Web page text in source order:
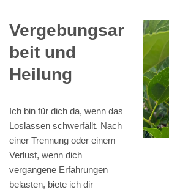
Vergebungsar
beit und
Heilung
Ich bin für dich da, wenn das
Loslassen schwerfällt. Nach
einer Trennung oder einem
Verlust, wenn dich
vergangene Erfahrungen
belasten, biete ich dir